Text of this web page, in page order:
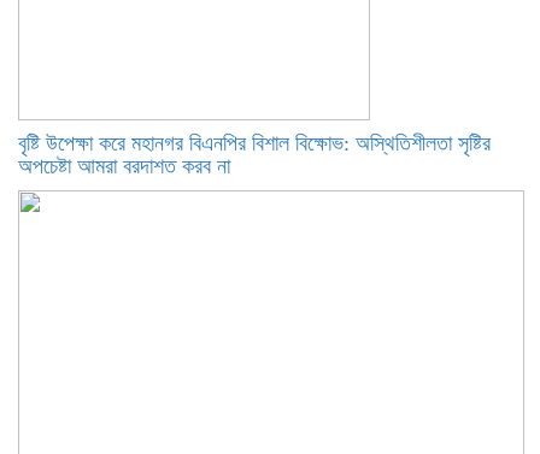
বৃষ্টি উপেক্ষা করে মহানগর বিএনপির বিশাল বিক্ষোভ: অস্থিতিশীলতা সৃষ্টির
অপচেষ্টা আমরা বরদাশত করব না